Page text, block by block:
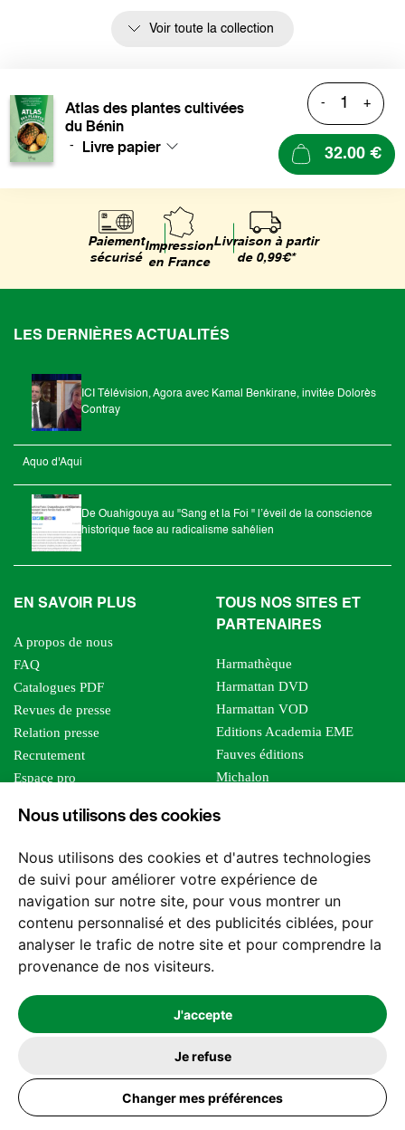
Nous utilisons des cookies
Nous utilisons des cookies et d'autres technologies
de suivi pour améliorer votre expérience de
navigation sur notre site, pour vous montrer un
contenu personnalisé et des publicités ciblées, pour
analyser le trafic de notre site et pour comprendre la
provenance de nos visiteurs.
J'accepte
Je refuse
Changer mes préférences
Voir toute la collection
Atlas des plantes cultivées
du Bénin
- Livre papier
- +
32.00 €
Paiement
sécurisé
Impression
en France
Livraison à partir
de 0,99€*
LES DERNIÈRES ACTUALITÉS
ICI Télévision, Agora avec Kamal Benkirane, invitée Dolorès
Contray
Aquo d'Aqui
De Ouahigouya au "Sang et la Foi " l’éveil de la conscience
historique face au radicalisme sahélien
EN SAVOIR PLUS
A propos de nous
FAQ
Catalogues PDF
Revues de presse
Relation presse
Recrutement
Espace pro
Foreign rights
TOUS NOS SITES ET
PARTENAIRES
Harmathèque
Harmattan DVD
Harmattan VOD
Editions Academia EME
Fauves éditions
Michalon
Editions Sutton
Les impliqués
Tous les éditeurs
Nos structures
Nous contacter
2026 -© Les Editions l'Harmattan. Tous droits réservés - Site réalisé par
Mentions légales
Politique de confidentialité